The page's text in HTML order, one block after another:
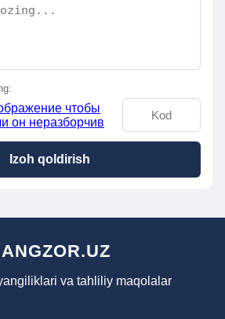
Izoh qoldirish
va tahliliy maqolalar